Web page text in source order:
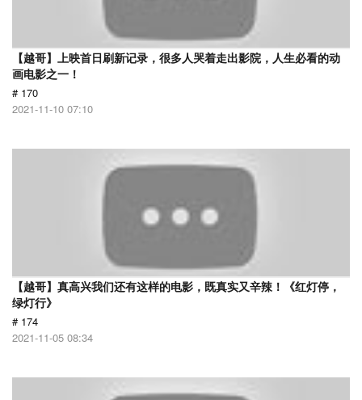
【越哥】上映首日刷新记录，很多人哭着走出影院，人生必看的动
画电影之一！
# 170
2021-11-10 07:10
【越哥】真高兴我们还有这样的电影，既真实又辛辣！《红灯停，
绿灯行》
# 174
2021-11-05 08:34